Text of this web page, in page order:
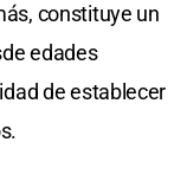
constituye un
edades
de establecer